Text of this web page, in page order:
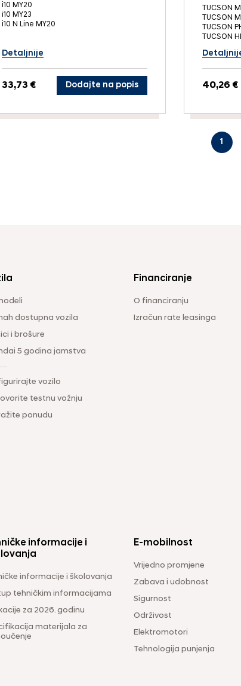
i10 MY20
i10 MY23
i10 N Line MY20
Detaljnije
33,73 € Dodajte na popis
TUCSON
TUCSON
TUCSON
TUCSON
40,26 €
1
dostupna vozila
i brošure
5 godina jamstva
vozilo
testnu vožnju
ponudu
Financiranje
O financiranju
Izračun rate leasinga
informacije i
informacije i školovanja
tehničkim informacijama
za 2026. godinu
materijala za
E-mobilnost
Vrijedno promjene
Zabava i udobnost
Sigurnost
Održivost
Elektromotori
Tehnologija punjenja